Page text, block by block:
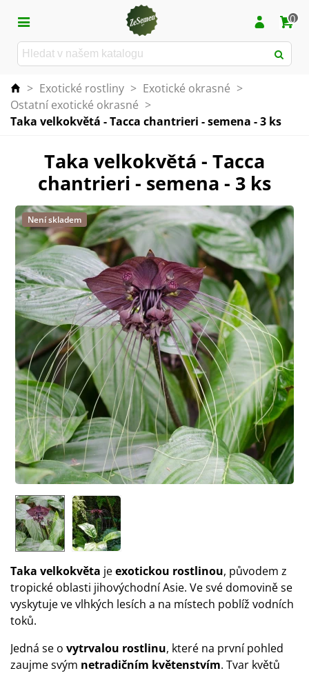
0
> Exotické rostliny > Exotické okrasné >
Ostatní exotické okrasné >
Taka velkokvětá - Tacca chantrieri - semena - 3 ks
Taka velkokvětá - Tacca
chantrieri - semena - 3 ks
Není skladem
Taka velkokvěta jeexotickou rostlinou, původem z
tropické oblasti jihovýchodní Asie. Ve své domovině se
vyskytuje ve vlhkých lesích a na místech poblíž vodních
toků.
Jedná se o vytrvalou rostlinu, které na první pohled
zaujme svým netradičním květenstvím. Tvar květů